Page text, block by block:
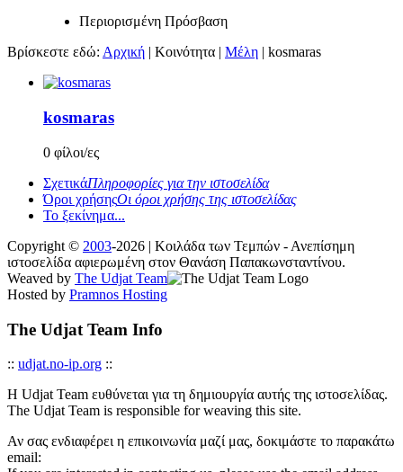
Περιορισμένη Πρόσβαση
Βρίσκεστε εδώ: Αρχική | Κοινότητα | Μέλη | kosmaras
kosmaras
0 φίλοι/ες
ΣχετικάΠληροφορίες για την ιστοσελίδα
Όροι χρήσηςΟι όροι χρήσης της ιστοσελίδας
Το ξεκίνημα...
Copyright © 2003-2026 | Κοιλάδα των Τεμπών - Ανεπίσημη
ιστοσελίδα αφιερωμένη στον Θανάση Παπακωνσταντίνου.
Weaved by The Udjat Team
Hosted by Pramnos Hosting
The Udjat Team Info
:: udjat.no-ip.org ::
Η Udjat Team ευθύνεται για τη δημιουργία αυτής της ιστοσελίδας.
The Udjat Team is responsible for weaving this site.
Αν σας ενδιαφέρει η επικοινωνία μαζί μας, δοκιμάστε το παρακάτω
email: